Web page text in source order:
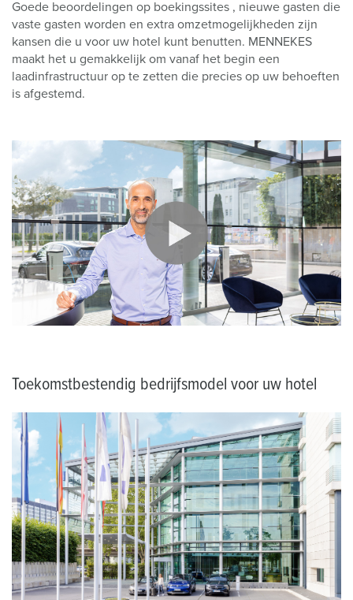
Goede beoordelingen op boekingssites , nieuwe gasten die
vaste gasten worden en extra omzetmogelijkheden zijn
kansen die u voor uw hotel kunt benutten. MENNEKES
maakt het u gemakkelijk om vanaf het begin een
laadinfrastructuur op te zetten die precies op uw behoeften
is afgestemd.
Toekomstbestendig bedrijfsmodel voor uw hotel